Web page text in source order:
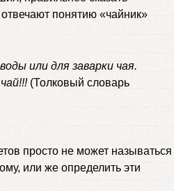
понятию «чайник»
или для заварки чая.
(Толковый словарь
просто не может называться
или же определить эти